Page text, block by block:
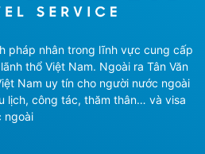
pháp nhân trong lĩnh vực cung cấp
thổ Việt Nam. Ngoài ra Tân Văn
Nam uy tín cho người nước ngoài
lịch, công tác, thăm thân… và visa
ngoài